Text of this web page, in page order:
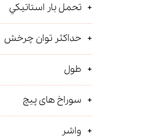
تحمل بار استاتيكي
حداکثر توان چرخش
طول
سوراخ های پیچ
واشر